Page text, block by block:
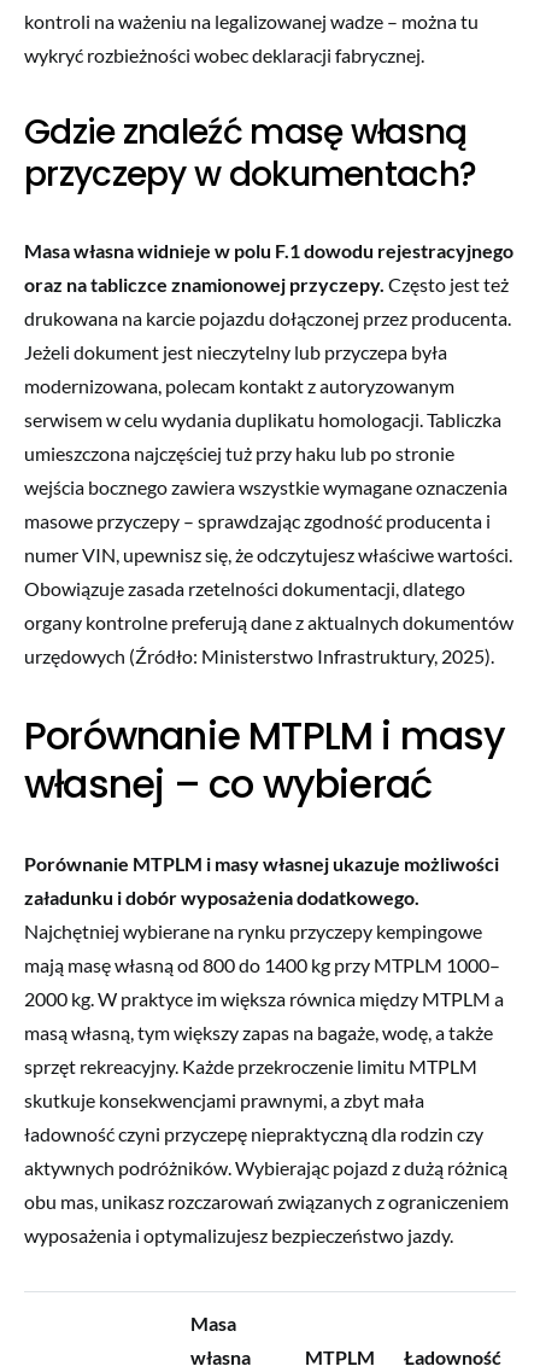
kontroli na ważeniu na legalizowanej wadze – można tu
wykryć rozbieżności wobec deklaracji fabrycznej.
Gdzie znaleźć masę własną
przyczepy w dokumentach?
Masa własna widnieje w polu F.1 dowodu rejestracyjnego
oraz na tabliczce znamionowej przyczepy. Często jest też
drukowana na karcie pojazdu dołączonej przez producenta.
Jeżeli dokument jest nieczytelny lub przyczepa była
modernizowana, polecam kontakt z autoryzowanym
serwisem w celu wydania duplikatu homologacji. Tabliczka
umieszczona najczęściej tuż przy haku lub po stronie
wejścia bocznego zawiera wszystkie wymagane oznaczenia
masowe przyczepy – sprawdzając zgodność producenta i
numer VIN, upewnisz się, że odczytujesz właściwe wartości.
Obowiązuje zasada rzetelności dokumentacji, dlatego
organy kontrolne preferują dane z aktualnych dokumentów
urzędowych (Źródło: Ministerstwo Infrastruktury, 2025).
Porównanie MTPLM i masy
własnej – co wybierać
Porównanie MTPLM i masy własnej ukazuje możliwości
załadunku i dobór wyposażenia dodatkowego.
Najchętniej wybierane na rynku przyczepy kempingowe
mają masę własną od 800 do 1400 kg przy MTPLM 1000–
2000 kg. W praktyce im większa równica między MTPLM a
masą własną, tym większy zapas na bagaże, wodę, a także
sprzęt rekreacyjny. Każde przekroczenie limitu MTPLM
skutkuje konsekwencjami prawnymi, a zbyt mała
ładowność czyni przyczepę niepraktyczną dla rodzin czy
aktywnych podróżników. Wybierając pojazd z dużą różnicą
obu mas, unikasz rozczarowań związanych z ograniczeniem
wyposażenia i optymalizujesz bezpieczeństwo jazdy.
Masa
własna
MTPLM
Ładowność